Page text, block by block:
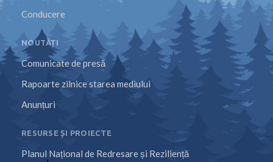
Conducere
NOUTĂȚI
Comunicate de presă
Rapoarte zilnice starea mediului
Anunțuri
RESURSE ȘI PROIECTE
Planul Național de Redresare și Reziliență